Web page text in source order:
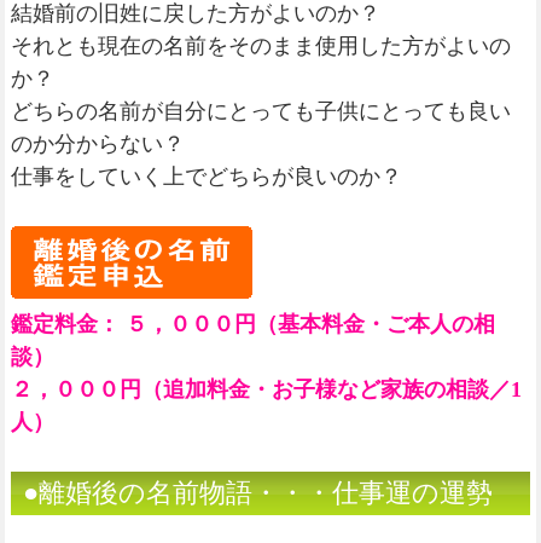
結婚前の旧姓に戻した方がよいのか？
それとも現在の名前をそのまま使用した方がよいの
か？
どちらの名前が自分にとっても子供にとっても良い
のか分からない？
仕事をしていく上でどちらが良いのか？
鑑定料金： ５，０００円（基本料金・ご本人の相
談）
２，０００円（追加料金・お子様など家族の相談／1
人）
●離婚後の名前物語・・・仕事運の運勢